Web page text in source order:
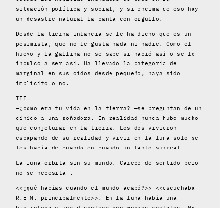
situación política y social, y si encima de eso hay
un desastre natural la canta con orgullo.
Desde la tierna infancia se le ha dicho que es un
pesimista, que no le gusta nada ni nadie. Como el
huevo y la gallina no se sabe si nació así o se le
inculcó a ser así. Ha llevado la categoría de
marginal en sus oídos desde pequeño, haya sido
implícito o no.
III.
—¿cómo era tu vida en la tierra? —se preguntan de un
cínico a una soñadora. En realidad nunca hubo mucho
que conjeturar en la tierra. Los dos vivieron
escapando de su realidad y vivir en la luna solo se
les hacía de cuando en cuando un tanto surreal.
La luna orbita sin su mundo. Carece de sentido pero
no se necesita .
<<¿qué hacías cuando el mundo acabó?>> <<escuchaba
R.E.M. principalmente>>. En la luna había una